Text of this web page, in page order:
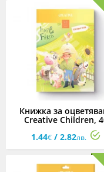
Книжка за
Creative Children,
страници, Farm
1.44€ / 2.82лв.